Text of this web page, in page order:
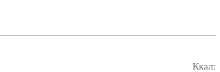
Ккал: